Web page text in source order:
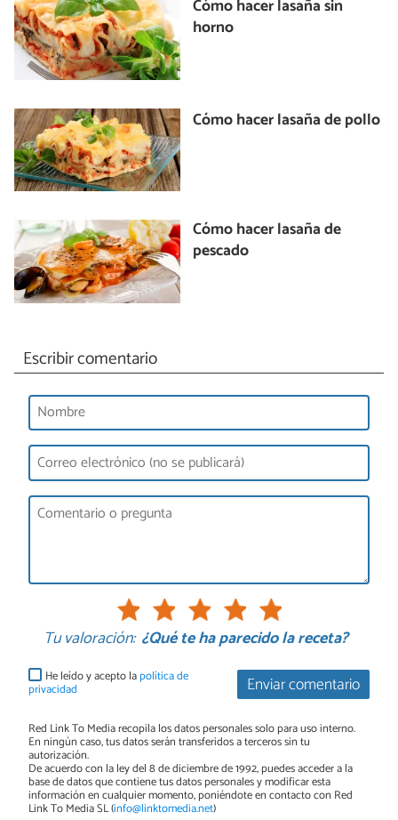
Cómo hacer lasaña sin
horno
Cómo hacer lasaña de pollo
Cómo hacer lasaña de
pescado
Escribir comentario
Tu valoración: ¿Qué te ha parecido la receta?
Enviar comentario
He leído y acepto lapolítica de
privacidad
Red Link To Media recopila los datos personales solo para uso interno.
En ningún caso, tus datos serán transferidos a terceros sin tu
autorización.
De acuerdo con la ley del 8 de diciembre de 1992, puedes acceder a la
base de datos que contiene tus datos personales y modificar esta
información en cualquier momento, poniéndote en contacto con Red
Link To Media SL (info@linktomedia.net)